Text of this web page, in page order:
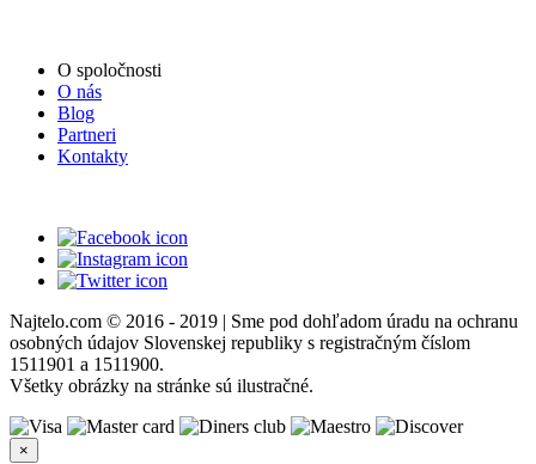
O spoločnosti
O nás
Blog
Partneri
Kontakty
Najtelo.com © 2016 - 2019 | Sme pod dohľadom úradu na ochranu
osobných údajov Slovenskej republiky s registračným číslom
1511901 a 1511900.
Všetky obrázky na stránke sú ilustračné.
×